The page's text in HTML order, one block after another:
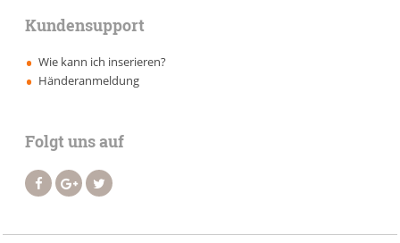
Kundensupport
Wie kann ich inserieren?
Händeranmeldung
Folgt uns auf